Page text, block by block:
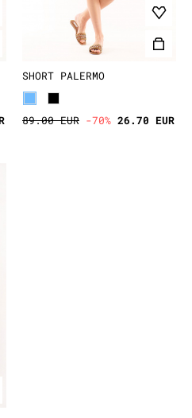
SHORT PALERMO
89.00 EUR -70% 26.70 EUR